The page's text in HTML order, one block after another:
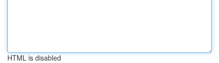
HTML is disabled